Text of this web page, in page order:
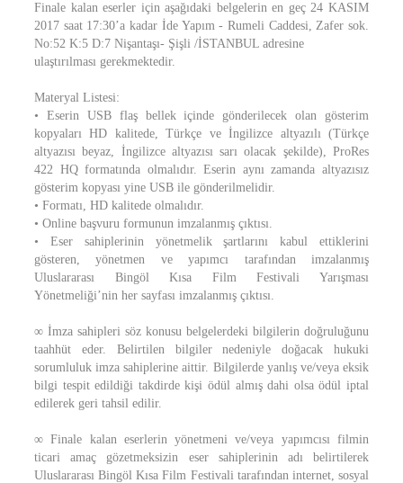
Finale kalan eserler için aşağıdaki belgelerin en geç 24 KASIM
2017 saat 17:30’a kadar İde Yapım - Rumeli Caddesi, Zafer sok.
No:52 K:5 D:7 Nişantaşı- Şişli /İSTANBUL adresine
ulaştırılması gerekmektedir.
Materyal Listesi:
• Eserin USB flaş bellek içinde gönderilecek olan gösterim
kopyaları HD kalitede, Türkçe ve İngilizce altyazılı (Türkçe
altyazısı beyaz, İngilizce altyazısı sarı olacak şekilde), ProRes
422 HQ formatında olmalıdır. Eserin aynı zamanda altyazısız
gösterim kopyası yine USB ile gönderilmelidir.
• Formatı, HD kalitede olmalıdır.
• Online başvuru formunun imzalanmış çıktısı.
• Eser sahiplerinin yönetmelik şartlarını kabul ettiklerini
gösteren, yönetmen ve yapımcı tarafından imzalanmış
Uluslararası Bingöl Kısa Film Festivali Yarışması
Yönetmeliği’nin her sayfası imzalanmış çıktısı.
∞ İmza sahipleri söz konusu belgelerdeki bilgilerin doğruluğunu
taahhüt eder. Belirtilen bilgiler nedeniyle doğacak hukuki
sorumluluk imza sahiplerine aittir. Bilgilerde yanlış ve/veya eksik
bilgi tespit edildiği takdirde kişi ödül almış dahi olsa ödül iptal
edilerek geri tahsil edilir.
∞ Finale kalan eserlerin yönetmeni ve/veya yapımcısı filmin
ticari amaç gözetmeksizin eser sahiplerinin adı belirtilerek
Uluslararası Bingöl Kısa Film Festivali tarafından internet, sosyal